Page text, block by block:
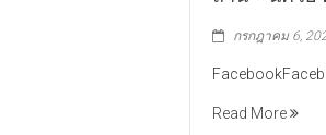
กรกฎาคม 6,
Read More